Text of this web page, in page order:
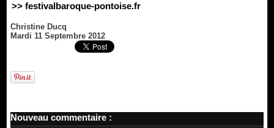
>> festivalbaroque-pontoise.fr
Christine Ducq
Mardi 11 Septembre 2012
Nouveau commentaire :